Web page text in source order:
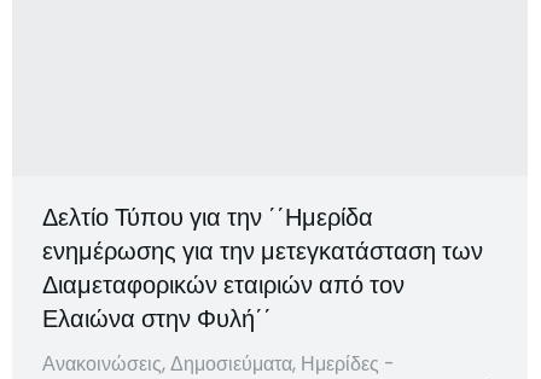
Δελτίο Τύπου για την ΄΄Ημερίδα
ενημέρωσης για την μετεγκατάσταση των
Διαμεταφορικών εταιριών από τον
Ελαιώνα στην Φυλή΄΄
Ανακοινώσεις,Δημοσιεύματα, Ημερίδες -